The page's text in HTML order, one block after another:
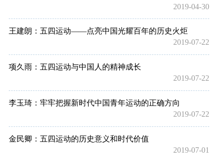
2019-04-30
王建朗：五四运动——点亮中国光耀百年的历史火炬
2019-07-22
项久雨：五四运动与中国人的精神成长
2019-07-22
李玉琦：牢牢把握新时代中国青年运动的正确方向
2019-07-22
金民卿：五四运动的历史意义和时代价值
2019-07-01